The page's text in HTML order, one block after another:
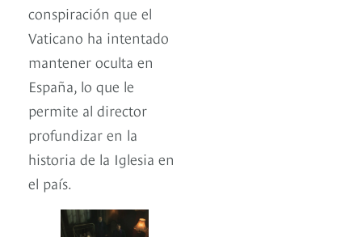
conspiración que el
Vaticano ha intentado
mantener oculta en
España, lo que le
permite al director
profundizar en la
historia de la Iglesia en
el país.